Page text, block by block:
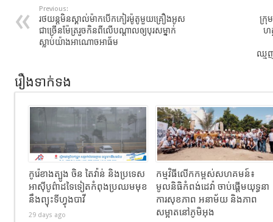
Previous:
រថយន្តមិនស្គាល់ម៉ាកបើកកៀរម៉ូតូមួយគ្រឿងអូស
ជាច្រើនម៉ែត្ររួចកិនពីលើបណ្តាលឲ្យបុរស​ម្នាក់​​
ស្លាប់​យ៉ាង​អាណោច​អាធ័​ម
ក្រុ
ហ
ឈ្មួញ
រឿងទាក់ទង
កូរ៉េខាងត្បូង ចិន តៃវ៉ាន់ និងប្រទេស
អាស៊ីបូព៌ាដទៃទៀតកំពុងប្រឈមមុខ
នឹងព្យុះទីហ្វុងបាវី
29 days ago
កម្មវិធីលើកកម្ពស់សហគមន៍៖
មូលនិធិកំពង់ដេវ៉ា ចាប់ផ្តើមយុទ្ធនា
ការសុខភាព អនាម័យ និងភាព
សម្អាតនៅភូមិអុង